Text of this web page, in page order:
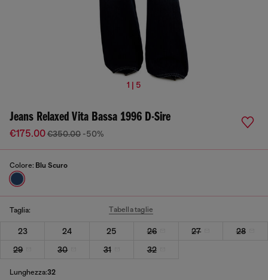
1 | 5
Jeans Relaxed Vita Bassa 1996 D-Sire
€175.00€350.00 -50%
Colore: Blu Scuro
Taglia: Tabella taglie
23 24 25 26 27
28
29
30 31 32
Lunghezza:32